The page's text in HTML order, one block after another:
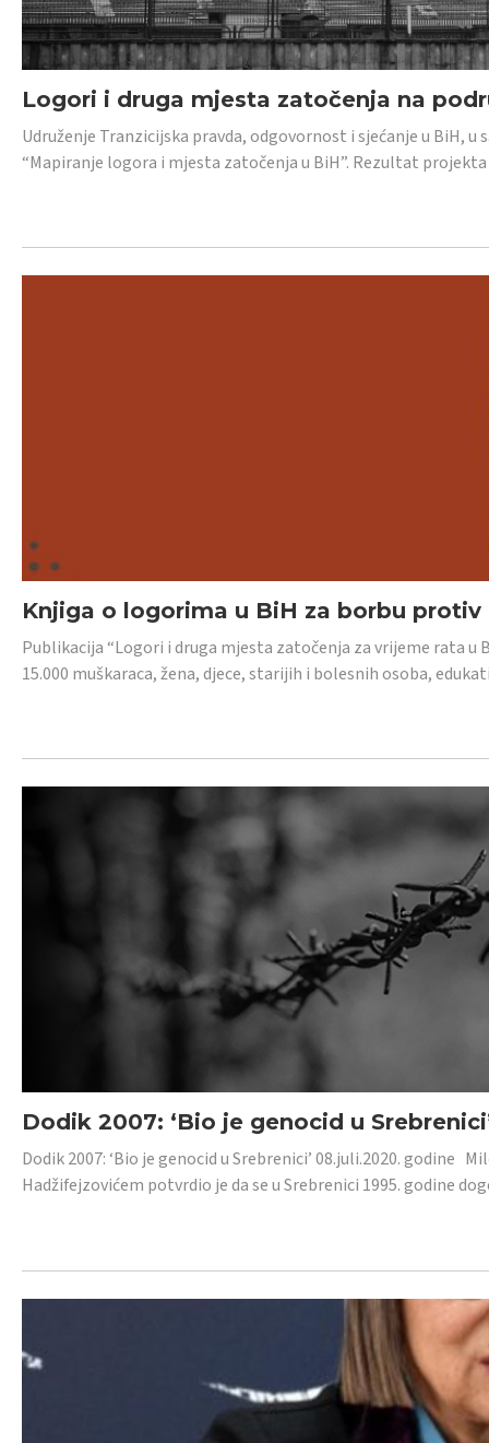
Logori i druga mjesta zatočenja na
Udruženje Tranzicijska pravda, odgovornost i sjećanje u BiH,
“Mapiranje logora i mjesta zatočenja u BiH”. Rezultat
Knjiga o logorima u BiH za borbu
Publikacija “Logori i druga mjesta zatočenja za vrijeme rata u
15.000 muškaraca, žena, djece, starijih i bolesnih osoba,
Dodik 2007: ‘Bio je genocid u
Dodik 2007: ‘Bio je genocid u Srebrenici’ 08.juli.2020. godine
Hadžifejzovićem potvrdio je da se u Srebrenici 1995. godine